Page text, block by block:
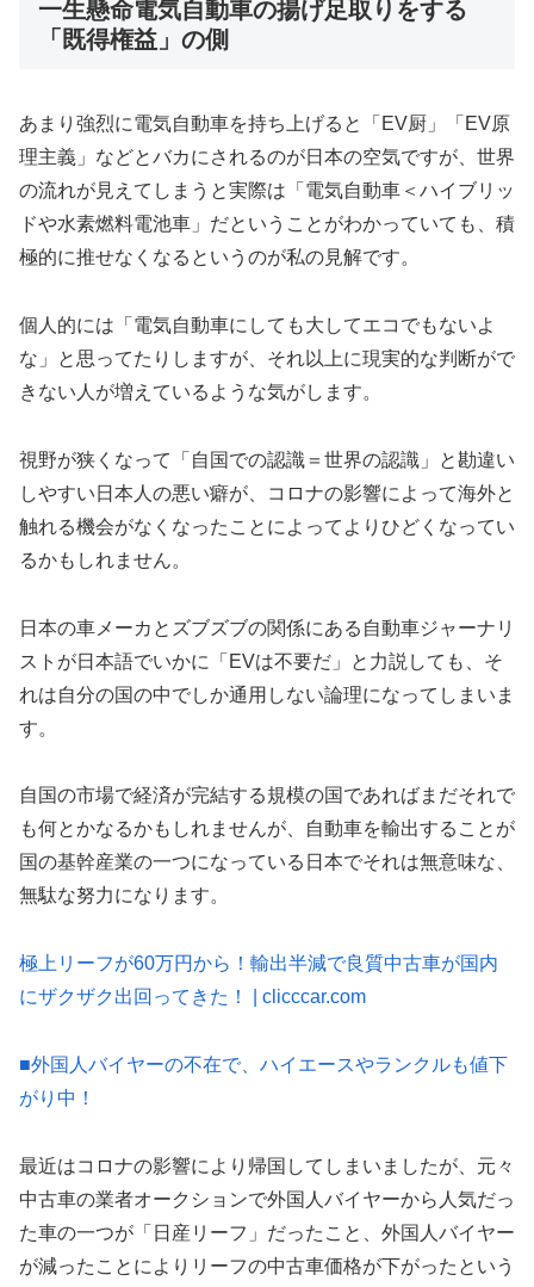
一生懸命電気自動車の揚げ足取りをする
「既得権益」の側
あまり強烈に電気自動車を持ち上げると「EV厨」「EV原
理主義」などとバカにされるのが日本の空気ですが、世界
の流れが見えてしまうと実際は「電気自動車＜ハイブリッ
ドや水素燃料電池車」だということがわかっていても、積
極的に推せなくなるというのが私の見解です。
個人的には「電気自動車にしても大してエコでもないよ
な」と思ってたりしますが、それ以上に現実的な判断がで
きない人が増えているような気がします。
視野が狭くなって「自国での認識＝世界の認識」と勘違い
しやすい日本人の悪い癖が、コロナの影響によって海外と
触れる機会がなくなったことによってよりひどくなってい
るかもしれません。
日本の車メーカとズブズブの関係にある自動車ジャーナリ
ストが日本語でいかに「EVは不要だ」と力説しても、そ
れは自分の国の中でしか通用しない論理になってしまいま
す。
自国の市場で経済が完結する規模の国であればまだそれで
も何とかなるかもしれませんが、自動車を輸出することが
国の基幹産業の一つになっている日本でそれは無意味な、
無駄な努力になります。
極上リーフが60万円から！輸出半減で良質中古車が国内
にザクザク出回ってきた！ | clicccar.com
■外国人バイヤーの不在で、ハイエースやランクルも値下
がり中！
最近はコロナの影響により帰国してしまいましたが、元々
中古車の業者オークションで外国人バイヤーから人気だっ
た車の一つが「日産リーフ」だったこと、外国人バイヤー
が減ったことによりリーフの中古車価格が下がったという